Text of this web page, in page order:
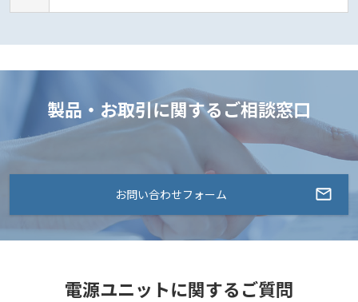
製品・お取引に関するご相談窓口
お問い合わせフォーム
電源ユニットに関するご質問